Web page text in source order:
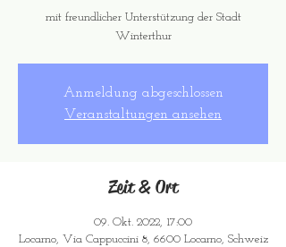
mit freundlicher Unterstützung der Stadt
Winterthur
Anmeldung abgeschlossen
Veranstaltungen ansehen
Zeit & Ort
09. Okt. 2022, 17:00
Locarno, Via Cappuccini 8, 6600 Locarno, Schweiz